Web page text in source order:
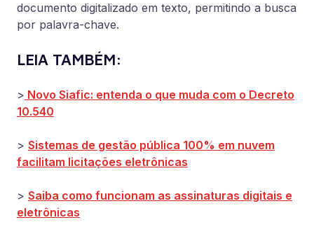
documento digitalizado em texto, permitindo a busca
por palavra-chave.
LEIA TAMBÉM:
> Novo Siafic: entenda o que muda com o Decreto
10.540
> Sistemas de gestão pública 100% em nuvem
facilitam licitações eletrônicas
> Saiba como funcionam as assinaturas digitais e
eletrônicas